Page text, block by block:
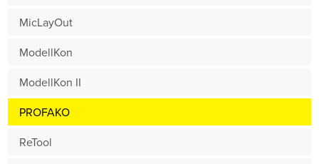
MicLayOut
ModellKon
ModellKon II
PROFAKO
ReTool